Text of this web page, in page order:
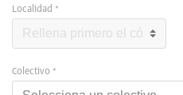
Localidad *
Colectivo *